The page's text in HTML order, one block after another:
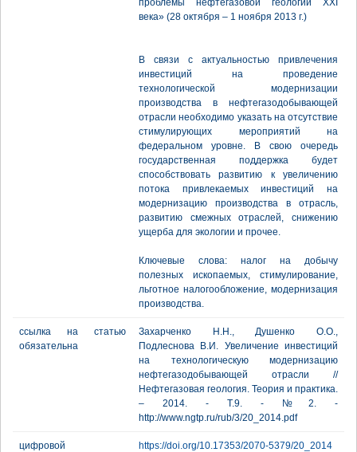
проблемы нефтегазовой геологии XXI
века» (28 октября – 1 ноября 2013 г.)
В связи с актуальностью привлечения
инвестиций на проведение
технологической модернизации
производства в нефтегазодобывающей
отрасли необходимо указать на отсутствие
стимулирующих мероприятий на
федеральном уровне. В свою очередь
государственная поддержка будет
способствовать развитию к увеличению
потока привлекаемых инвестиций на
модернизацию производства в отрасль,
развитию смежных отраслей, снижению
ущерба для экологии и прочее.
Ключевые слова: налог на добычу
полезных ископаемых, стимулирование,
льготное налогообложение, модернизация
производства.
ссылка на статью
обязательна
Захарченко Н.Н., Душенко О.О.,
Подлеснова В.И. Увеличение инвестиций
на технологическую модернизацию
нефтегазодобывающей отрасли //
Нефтегазовая геология. Теория и практика.
– 2014. - Т.9. - №2. -
http://www.ngtp.ru/rub/3/20_2014.pdf
цифровой
https://doi.org/10.17353/2070-5379/20_2014